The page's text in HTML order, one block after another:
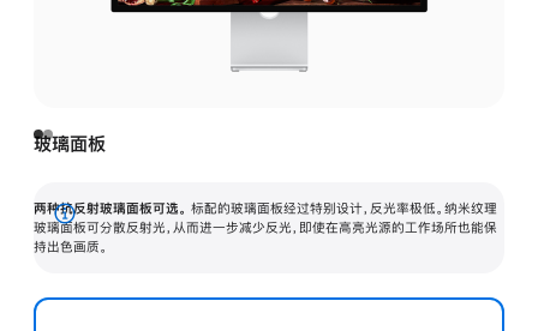
玻璃面板
两种抗反射玻璃面板可选。 标配的玻璃面板经过特别设计，反光率极低。纳米纹理
玻璃面板可分散反射光，从而进一步减少反光，即使在高亮光源的工作场所也能保
持出色画质。
展
开